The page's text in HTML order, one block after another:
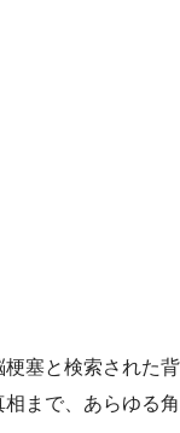
塞と検索された背
まで、あらゆる角